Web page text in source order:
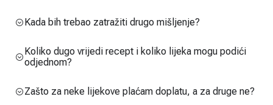
Kada bih trebao zatražiti drugo mišljenje?
Koliko dugo vrijedi recept i koliko lijeka mogu podići
odjednom?
Zašto za neke lijekove plaćam doplatu, a za druge ne?